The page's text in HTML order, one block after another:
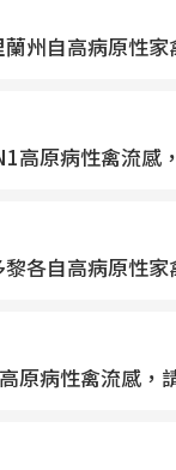
州自高病原性家
高原病性禽流感
各自高病原性家
原病性禽流感，